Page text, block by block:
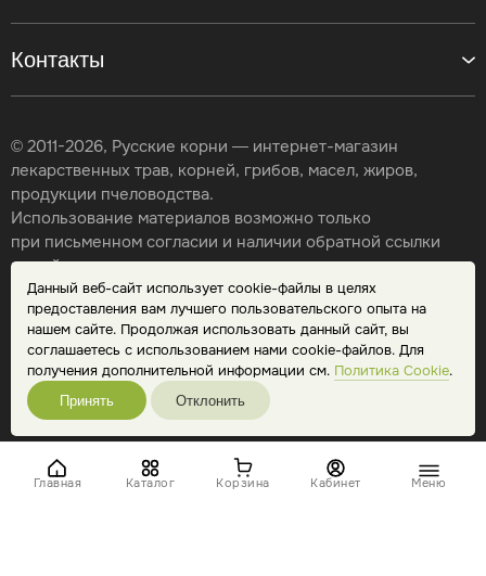
Данный веб-сайт использует cookie-файлы в целях
предоставления вам лучшего пользовательского опыта на
нашем сайте. Продолжая использовать данный сайт, вы
соглашаетесь с использованием нами cookie-файлов. Для
получения дополнительной информации см. Политика Cookie.
Принять Отклонить
Главная Каталог Корзина Кабинет Меню
Контакты
© 2011-2026, Русские корни — интернет-магазин
лекарственных трав, корней, грибов, масел, жиров,
продукции пчеловодства.
Использование материалов возможно только
при письменном согласии и наличии обратной ссылки
на сайт.
Карта сайта
Политика конфиденциальности
Публичная оферта
Обработка персональных данных